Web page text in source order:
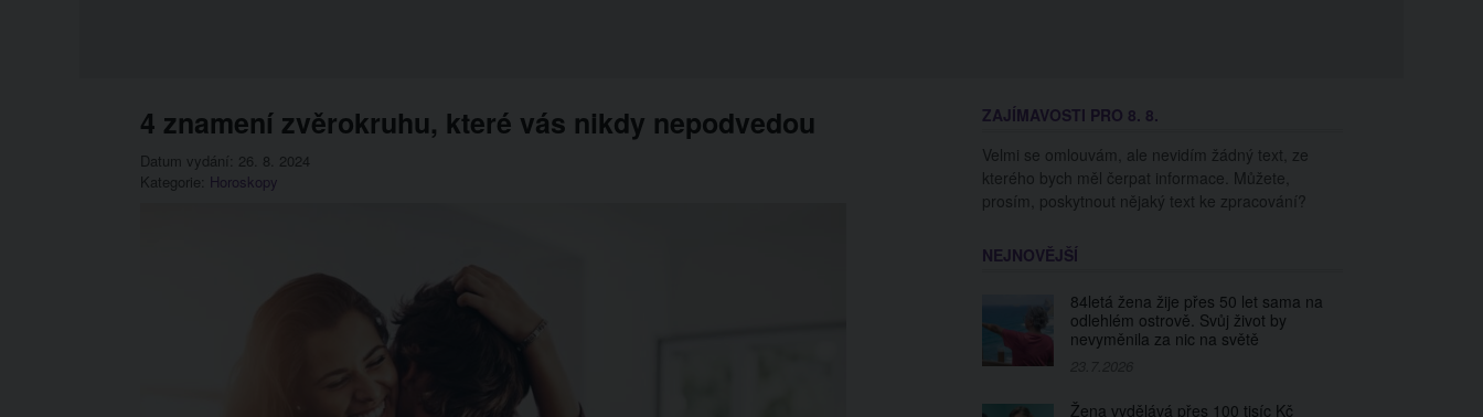
4 znamení zvěrokruhu, které vás nikdy nepodvedou
Datum vydání: 26. 8. 2024
Kategorie: Horoskopy
ZAJÍMAVOSTI PRO 8. 8.
Velmi se omlouvám, ale nevidím žádný text, ze
kterého bych měl čerpat informace. Můžete,
prosím, poskytnout nějaký text ke zpracování?
NEJNOVĚJŠÍ
84letá žena žije přes 50 let sama na
odlehlém ostrově. Svůj život by
nevyměnila za nic na světě
Žena vydělává přes 100 tisíc Kč